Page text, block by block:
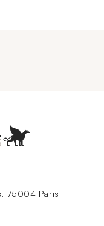
75004 Paris